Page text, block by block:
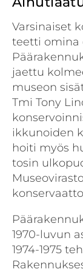
Varsinaiset
teetti omina
jaettu
museon
Tmi Tony
ikkunoiden
hoiti myös
tosin
1970-luvun
1974-1975